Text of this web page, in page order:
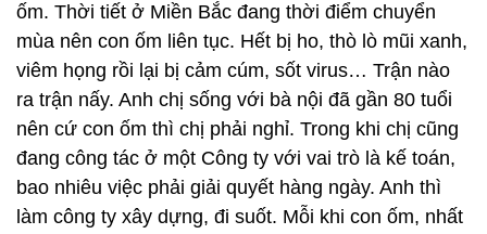
ốm. Thời tiết ở Miền Bắc đang thời điểm chuyển
mùa nên con ốm liên tục. Hết bị ho, thò lò mũi xanh,
viêm họng rồi lại bị cảm cúm, sốt virus… Trận nào
ra trận nấy. Anh chị sống với bà nội đã gần 80 tuổi
nên cứ con ốm thì chị phải nghỉ. Trong khi chị cũng
đang công tác ở một Công ty với vai trò là kế toán,
bao nhiêu việc phải giải quyết hàng ngày. Anh thì
làm công ty xây dựng, đi suốt. Mỗi khi con ốm, nhất